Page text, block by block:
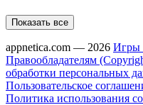
Показать все
appnetica.com — 2026 Игры
Правообладателям
обработки персональных
Пользовательское
Политика использования